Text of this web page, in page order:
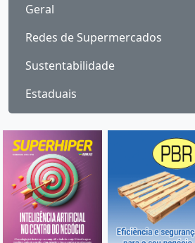
Geral
Redes de Supermercados
Sustentabilidade
Estaduais